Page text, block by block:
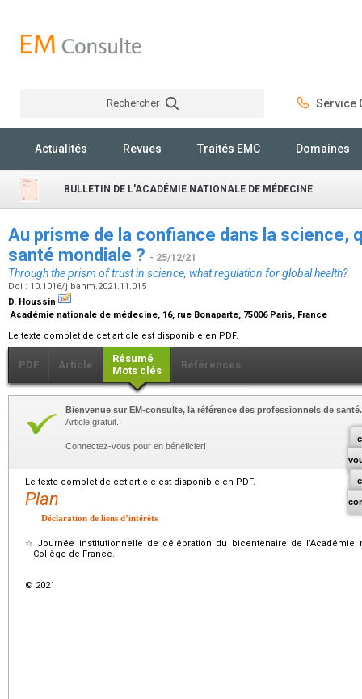
Rechercher Service
Actualités Revues Traités EMC Domaines
BULLETIN DE L'ACADÉMIE NATIONALE DE MÉDECINE
Au prisme de la confiance dans la science,
santé mondiale ? - 25/12/21
Through the prism of trust in science, what regulation for global health?
Doi : 10.1016/j.banm.2021.11.015
D. Houssin
Académie nationale de médecine, 16, rue Bonaparte, 75006 Paris, France
Le texte complet de cet article est disponible en PDF.
PDF Article
Résumé
Mots clés
Références
Bienvenue sur EM-consulte, la référence des professionnels de santé.
Article gratuit.
Connectez-vous pour en bénéficier!
Le texte complet de cet article est disponible en PDF.
Plan
Déclaration de liens d’intérêts
☆ Journée institutionnelle de célébration du bicentenaire de l’Académie
Collège de France.
© 2021